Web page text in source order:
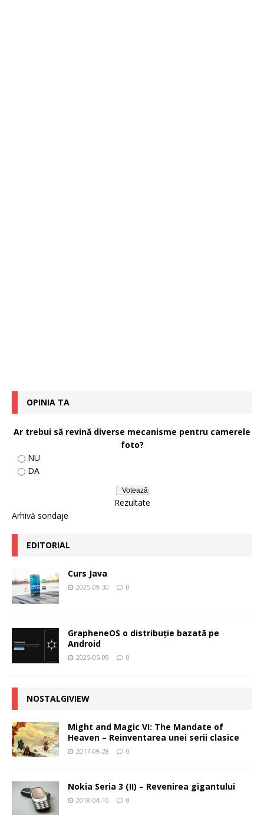
OPINIA TA
Ar trebui să revină diverse mecanisme pentru camerele
foto?
NU
DA
Rezultate
Arhivă sondaje
EDITORIAL
Curs Java
2025-09-30 0
GrapheneOS o distribuție bazată pe
Android
2025-05-09 0
NOSTALGIVIEW
Might and Magic VI: The Mandate of
Heaven – Reinventarea unei serii clasice
2017-09-28 0
Nokia Seria 3 (II) – Revenirea gigantului
2018-04-10 0